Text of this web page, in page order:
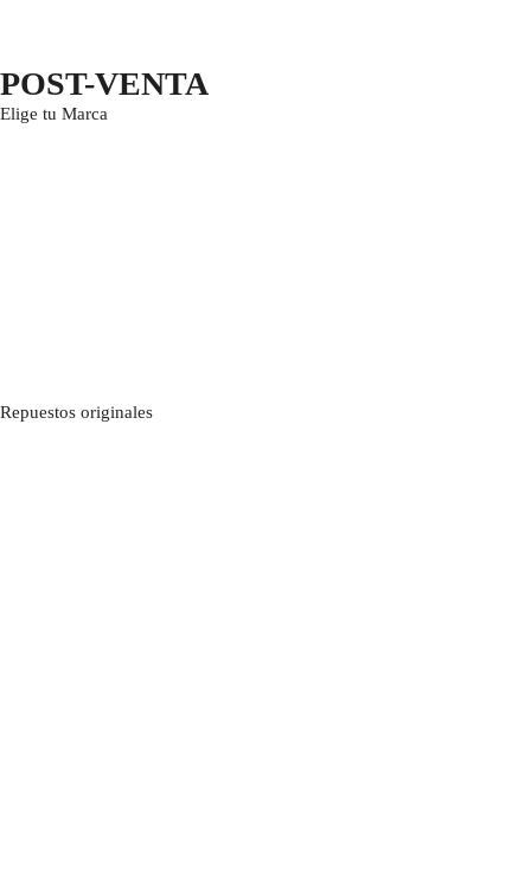
POST-VENTA
Elige tu Marca
Repuestos originales